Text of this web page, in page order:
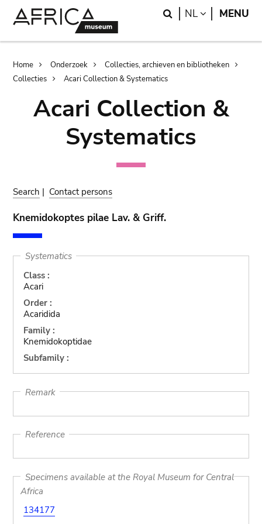
Search
NL LANGUAGE
MENU
Breadcrumb
Home Onderzoek
Collecties, archieven en bibliotheken
Collecties
Acari Collection & Systematics
Acari Collection &
Systematics
Search | Contact persons
Knemidokoptes pilae Lav. & Griff.
Systematics
Class :
Acari
Order :
Acaridida
Family :
Knemidokoptidae
Subfamily :
Remark
Reference
Specimens available at the Royal Museum for Central
Africa
134177